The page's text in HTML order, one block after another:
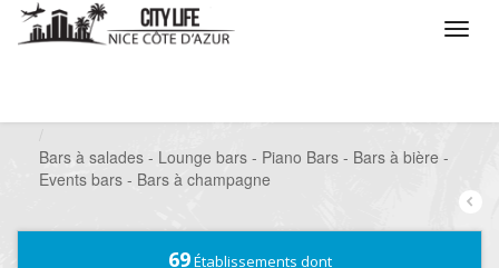
Bars à salades - Lounge bars - Piano Bars - Bars à bière -
Events bars - Bars à champagne
69Établissements dont